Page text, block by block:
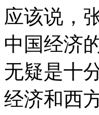
应该说，
中国经济
无疑是十
经济和西